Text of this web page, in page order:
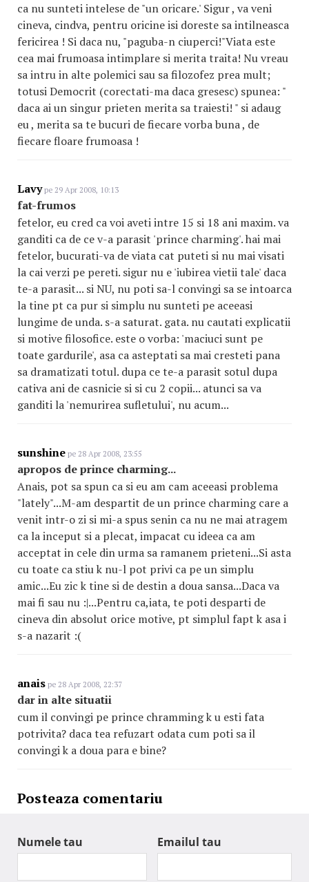
ca nu sunteti intelese de "un oricare.' Sigur , va veni
cineva, cindva, pentru oricine isi doreste sa intilneasca
fericirea ! Si daca nu, "paguba-n ciuperci!"Viata este
cea mai frumoasa intimplare si merita traita! Nu vreau
sa intru in alte polemici sau sa filozofez prea mult;
totusi Democrit (corectati-ma daca gresesc) spunea: "
daca ai un singur prieten merita sa traiesti! " si adaug
eu , merita sa te bucuri de fiecare vorba buna , de
fiecare floare frumoasa !
Lavype 29 Apr 2008, 10:13
fat-frumos
fetelor, eu cred ca voi aveti intre 15 si 18 ani maxim. va
ganditi ca de ce v-a parasit 'prince charming'. hai mai
fetelor, bucurati-va de viata cat puteti si nu mai visati
la cai verzi pe pereti. sigur nu e 'iubirea vietii tale' daca
te-a parasit... si NU, nu poti sa-l convingi sa se intoarca
la tine pt ca pur si simplu nu sunteti pe aceeasi
lungime de unda. s-a saturat. gata. nu cautati explicatii
si motive filosofice. este o vorba: 'maciuci sunt pe
toate gardurile', asa ca asteptati sa mai cresteti pana
sa dramatizati totul. dupa ce te-a parasit sotul dupa
cativa ani de casnicie si si cu 2 copii... atunci sa va
ganditi la 'nemurirea sufletului', nu acum...
sunshine pe 28 Apr 2008, 23:55
apropos de prince charming...
Anais, pot sa spun ca si eu am cam aceeasi problema
"lately"...M-am despartit de un prince charming care a
venit intr-o zi si mi-a spus senin ca nu ne mai atragem
ca la inceput si a plecat, impacat cu ideea ca am
acceptat in cele din urma sa ramanem prieteni...Si asta
cu toate ca stiu k nu-l pot privi ca pe un simplu
amic...Eu zic k tine si de destin a doua sansa...Daca va
mai fi sau nu :|...Pentru ca,iata, te poti desparti de
cineva din absolut orice motive, pt simplul fapt k asa i
s-a nazarit :(
anais pe 28 Apr 2008, 22:37
dar in alte situatii
cum il convingi pe prince chramming k u esti fata
potrivita? daca tea refuzart odata cum poti sa il
convingi k a doua para e bine?
Posteaza comentariu
Numele tau Emailul tau